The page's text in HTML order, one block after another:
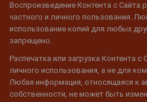
Воспроизведение Контента с Сайта
частного и личного пользования.
использование копий для любых
запрещено.
Распечатка или загрузка Контента
личного использования, а не для
Любая информация, относящаяся к
собственности, не может быть